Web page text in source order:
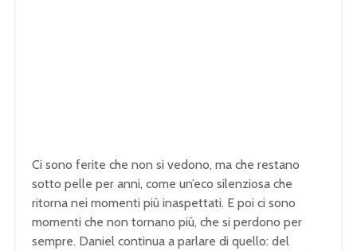
Ci sono ferite che non si vedono, ma che restano
sotto pelle per anni, come un’eco silenziosa che
ritorna nei momenti più inaspettati. E poi ci sono
momenti che non tornano più, che si perdono per
sempre. Daniel continua a parlare di quello: del